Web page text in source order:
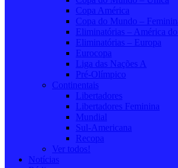
Copa América
Copa do Mundo –
Eliminatórias – América
Eliminatórias – Europa
Eurocopa
Liga das Nações A
Pré-Olímpico
Continentais
Libertadores
Libertadores Feminina
Mundial
Sul-Americana
Recopa
Ver todos!
Notícias